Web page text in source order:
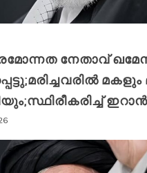
നേതാവ്
ഇറാന്‍